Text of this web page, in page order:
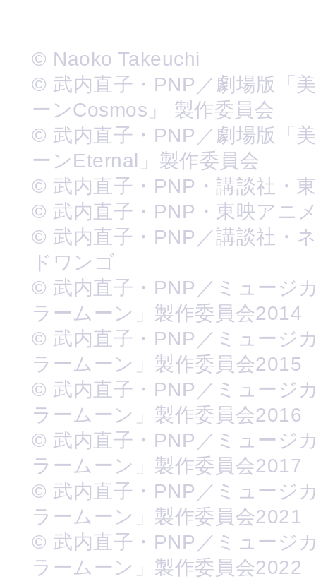
© Naoko Takeuchi
© 武内直子・PNP／劇場版「
ーンCosmos」 製作委員会
© 武内直子・PNP／劇場版「
ーンEternal」製作委員会
© 武内直子・PNP・講談社・
© 武内直子・PNP・東映アニ
© 武内直子・PNP／講談社・
ドワンゴ
© 武内直子・PNP／ミュージ
ラームーン」製作委員会2014
© 武内直子・PNP／ミュージ
ラームーン」製作委員会2015
© 武内直子・PNP／ミュージ
ラームーン」製作委員会2016
© 武内直子・PNP／ミュージ
ラームーン」製作委員会2017
© 武内直子・PNP／ミュージ
ラームーン」製作委員会2021
© 武内直子・PNP／ミュージ
ラームーン」製作委員会2022